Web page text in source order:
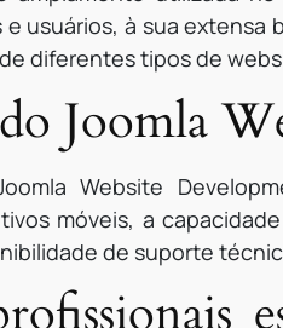
usuários, à sua
diferentes tipos de
Joomla
Website
móveis, a
de suporte